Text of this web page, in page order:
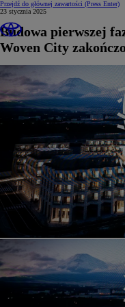
Przejdź do głównej zawartości (Press Enter)
23 stycznia 2025
Budowa pierwszej
Woven City